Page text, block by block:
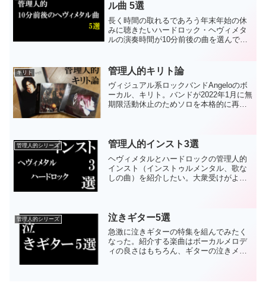
ル曲 5選
長く時間の取れるであろう年末年始の休
みに聴きたいハードロック・ヘヴィメタ
ルの演奏時間が10分前後の曲を選んでみ
忙しい現代人には10分前後の時間を捻出
するのも困難かもし...
キリト 管理人的キリト論
ヴィジュアル系ロックバンドAngeloのボ
ーカル、キリト。バンドが2022年1月に無
期限活動休止のためソロを本格的に再開
状態だ。...
管理人的シリーズ 管理人的インスト3選
ヘヴィメタルとハードロックの管理人的
インスト（インストゥルメンタル、歌な
しの曲）を紹介したい。大衆受けがよい
歌や歌詞なしで聴いている...
管理人的シリーズ 泣きギター5選
急激に泣きギターの特集を組んでみたく
なった。紹介する楽曲はボーカルメロデ
ィの良さはもちろん、ギターの泣きメロ